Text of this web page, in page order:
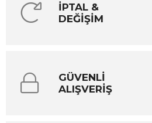
İPTAL &
DEĞİŞİM
GÜVENLİ
ALIŞVERİŞ